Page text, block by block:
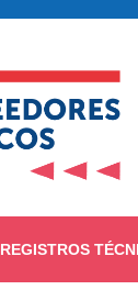
REGISTROS